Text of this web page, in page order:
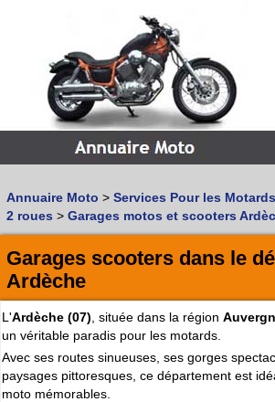
Vous recherchez un garage MOTOou
Quoi :
Où :
Recherche
Retrouvez dans votre VILLE
les bonnes adresses de
480
768
Annuaire Moto > Services Pour les Motards
2 roues > Garages motos et scooters
Garages scooters dans le
Ardèche
L'Ardèche (07) , située dans la région
un véritable paradis pour les motards.
Avec ses routes sinueuses, ses gorges
paysages pittoresques, ce département est
moto mémorables.